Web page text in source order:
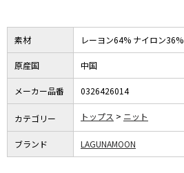
素材 レーヨン64% ナイロン36%
原産国 中国
メーカー品番 0326426014
カテゴリー トップス ニット
ブランド LAGUNAMOON